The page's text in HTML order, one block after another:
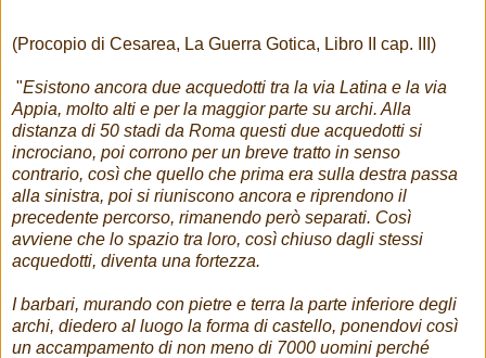
(Procopio di Cesarea, La Guerra Gotica, Libro II cap. III)
"Esistono ancora due acquedotti tra la via Latina e la via
Appia, molto alti e per la maggior parte su archi. Alla
distanza di 50 stadi da Roma questi due acquedotti si
incrociano, poi corrono per un breve tratto in senso
contrario, così che quello che prima era sulla destra passa
alla sinistra, poi si riuniscono ancora e riprendono il
precedente percorso, rimanendo però separati. Così
avviene che lo spazio tra loro, così chiuso dagli stessi
acquedotti, diventa una fortezza.
I barbari, murando con pietre e terra la parte inferiore degli
archi, diedero al luogo la forma di castello, ponendovi così
un accampamento di non meno di 7000 uomini perché